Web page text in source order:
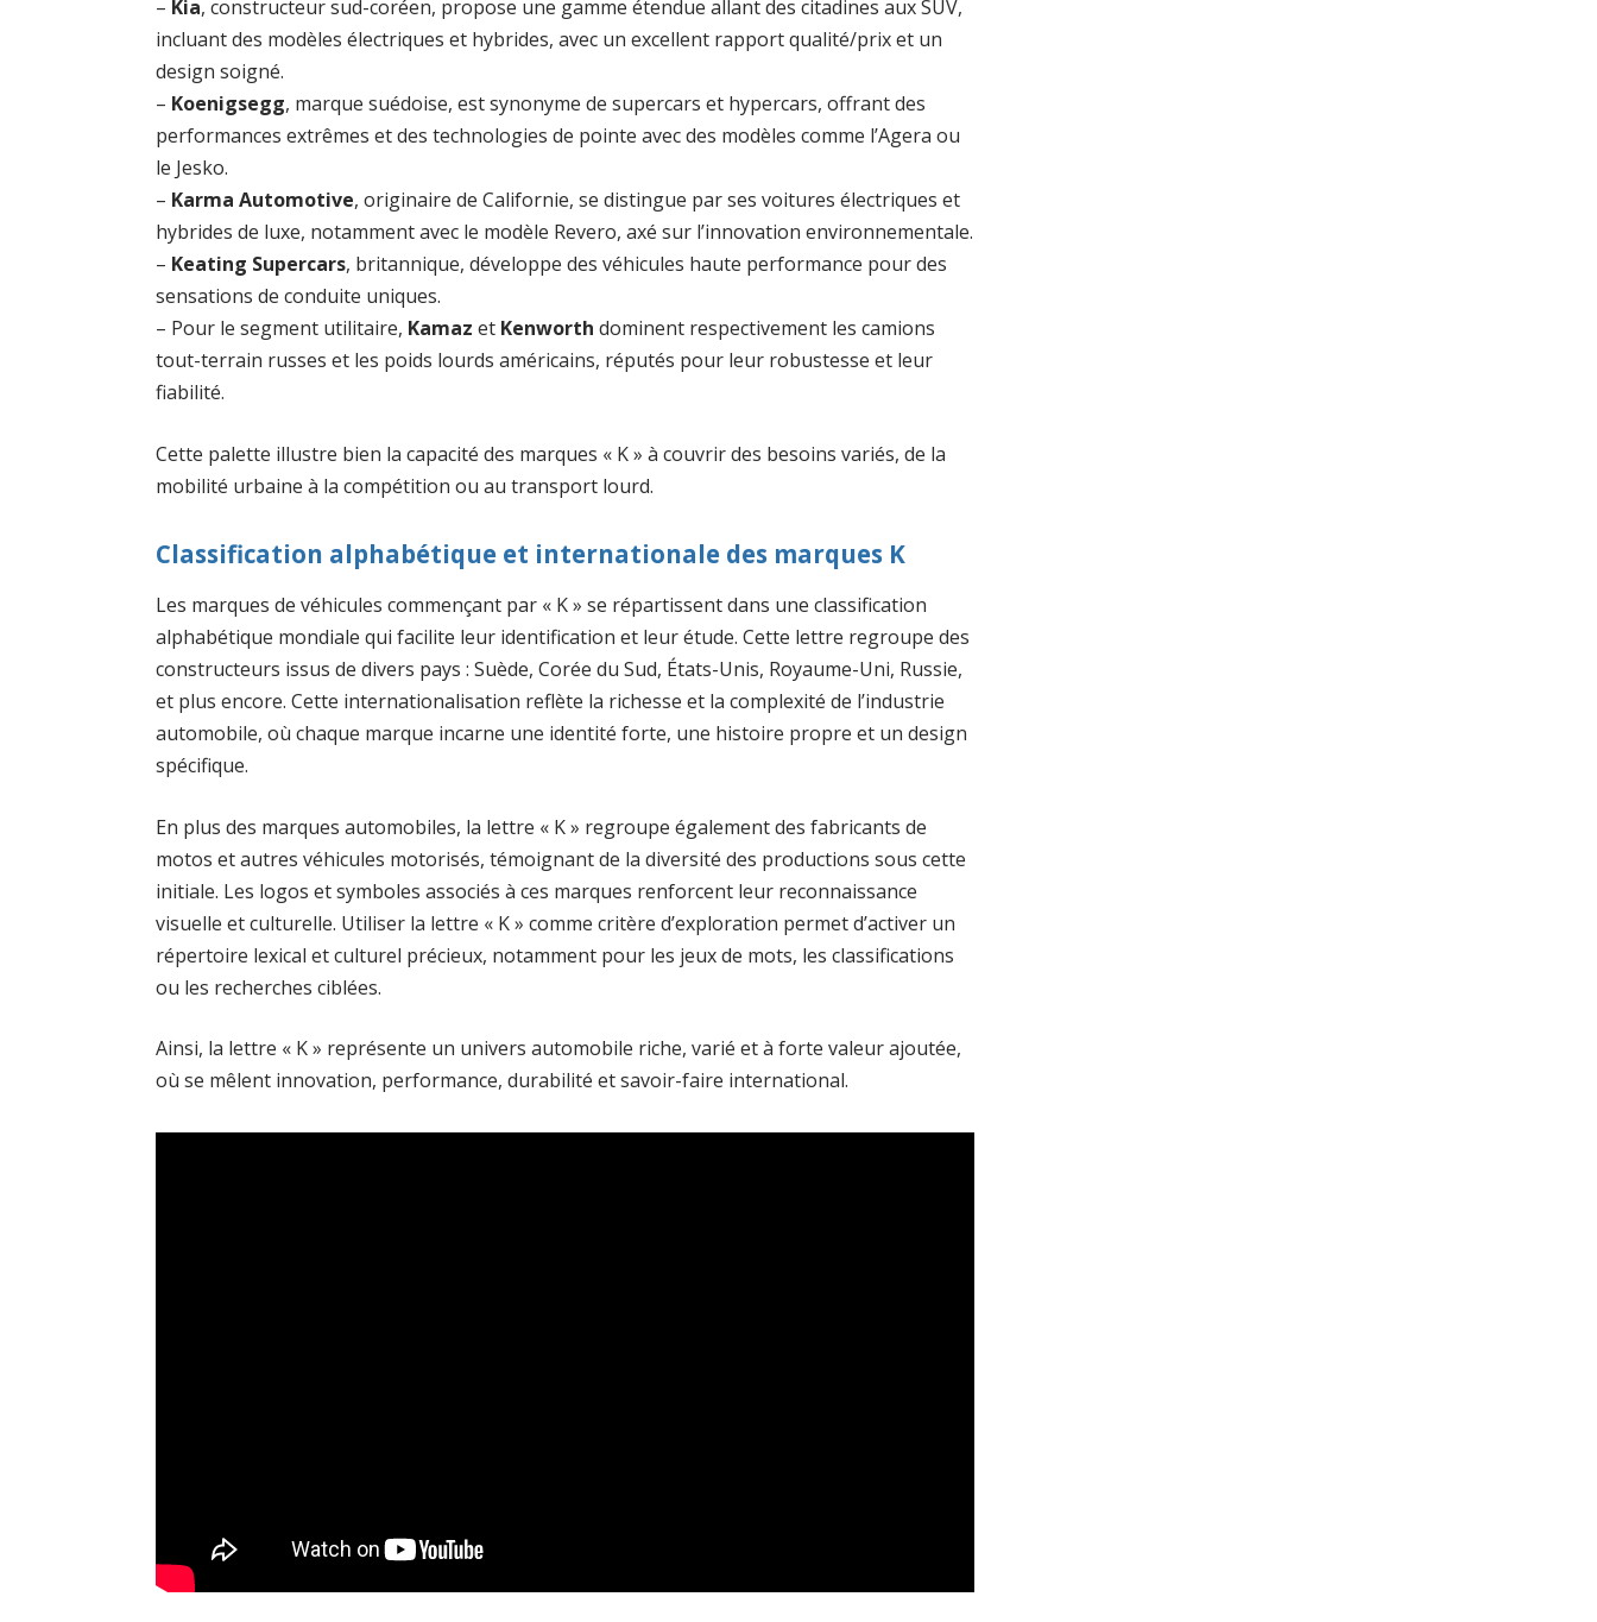
– Kia, constructeur sud-coréen, propose une gamme étendue allant des citadines aux SUV,
incluant des modèles électriques et hybrides, avec un excellent rapport qualité/prix et un
design soigné.
– Koenigsegg, marque suédoise, est synonyme de supercars et hypercars, offrant des
performances extrêmes et des technologies de pointe avec des modèles comme l’Agera ou
le Jesko.
– Karma Automotive, originaire de Californie, se distingue par ses voitures électriques et
hybrides de luxe, notamment avec le modèle Revero, axé sur l’innovation environnementale.
– Keating Supercars, britannique, développe des véhicules haute performance pour des
sensations de conduite uniques.
– Pour le segment utilitaire, Kamaz et Kenworth dominent respectivement les camions
tout-terrain russes et les poids lourds américains, réputés pour leur robustesse et leur
fiabilité.
Cette palette illustre bien la capacité des marques « K » à couvrir des besoins variés, de la
mobilité urbaine à la compétition ou au transport lourd.
Classification alphabétique et internationale des marques K
Les marques de véhicules commençant par « K » se répartissent dans une classification
alphabétique mondiale qui facilite leur identification et leur étude. Cette lettre regroupe des
constructeurs issus de divers pays : Suède, Corée du Sud, États-Unis, Royaume-Uni, Russie,
et plus encore. Cette internationalisation reflète la richesse et la complexité de l’industrie
automobile, où chaque marque incarne une identité forte, une histoire propre et un design
spécifique.
En plus des marques automobiles, la lettre « K » regroupe également des fabricants de
motos et autres véhicules motorisés, témoignant de la diversité des productions sous cette
initiale. Les logos et symboles associés à ces marques renforcent leur reconnaissance
visuelle et culturelle. Utiliser la lettre « K » comme critère d’exploration permet d’activer un
répertoire lexical et culturel précieux, notamment pour les jeux de mots, les classifications
ou les recherches ciblées.
Ainsi, la lettre « K » représente un univers automobile riche, varié et à forte valeur ajoutée,
où se mêlent innovation, performance, durabilité et savoir-faire international.